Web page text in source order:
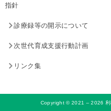
指針
診療録等の開示について
次世代育成支援行動計画
リンク集
Copyright © 2021 – 2026